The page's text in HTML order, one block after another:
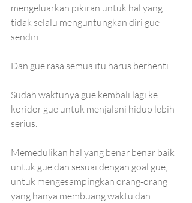
mengeluarkan pikiran untuk hal yang
tidak selalu menguntungkan diri gue
sendiri.
Dan gue rasa semua itu harus berhenti.
Sudah waktunya gue kembali lagi ke
koridor gue untuk menjalani hidup lebih
serius.
Memedulikan hal yang benar benar baik
untuk gue dan sesuai dengan goal gue,
untuk mengesampingkan orang-orang
yang hanya membuang waktu dan